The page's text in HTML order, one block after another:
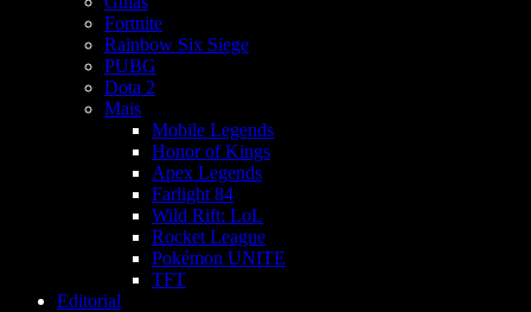
Fortnite
Rainbow Six Siege
PUBG
Dota 2
Mais
Mobile Legends
Honor of Kings
Apex Legends
Farlight 84
Wild Rift: LoL
Rocket League
Pokémon UNITE
TFT
Editorial